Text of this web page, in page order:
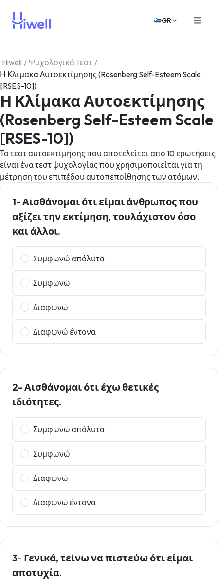
GR
Hiwell / Ψυχολογικά Τεστ /
Η Κλίμακα Αυτοεκτίμησης (Rosenberg Self-Esteem Scale
[RSES-10])
Η Κλίμακα Αυτοεκτίμησης
(Rosenberg Self-Esteem Scale
[RSES-10])
Το τεστ αυτοεκτίμησης που αποτελείται από 10 ερωτήσεις
είναι ένα τεστ ψυχολογίας που χρησιμοποιείται για τη
μέτρηση του επιπέδου αυτοπεποίθησης των ατόμων.
1- Αισθάνομαι ότι είμαι άνθρωπος που
αξίζει την εκτίμηση, τουλάχιστον όσο
και άλλοι.
Συμφωνώ απόλυτα
Συμφωνώ
Διαφωνώ
Διαφωνώ έντονα
2- Αισθάνομαι ότι έχω θετικές
ιδιότητες.
Συμφωνώ απόλυτα
Συμφωνώ
Διαφωνώ
Διαφωνώ έντονα
3- Γενικά, τείνω να πιστεύω ότι είμαι
αποτυχία.